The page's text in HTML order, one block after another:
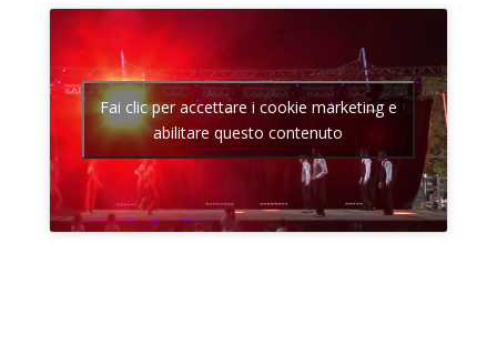
Fai clic per accettare i cookie marketing e
abilitare questo contenuto